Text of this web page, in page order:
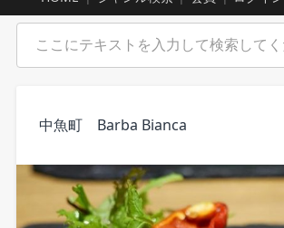
中魚町 Barba Bianca